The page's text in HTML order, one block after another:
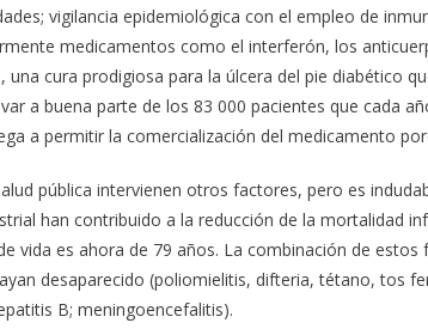
vigilancia epidemiológica con el empleo de
medicamentos como el interferón, los
una cura prodigiosa para la úlcera del pie diabético
a buena parte de los 83 000 pacientes que cada
a permitir la comercialización del medicamento
pública intervienen otros factores, pero es
han contribuido a la reducción de la mortalidad
vida es ahora de 79 años. La combinación de
desaparecido (poliomielitis, difteria, tétano, tos
B; meningoencefalitis).